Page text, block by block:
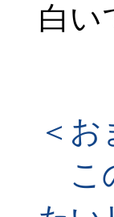
白い
＜
こ